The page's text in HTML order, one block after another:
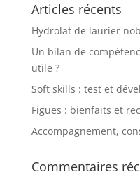
Articles récents
Hydrolat de laurier
Un bilan de
utile ?
Soft skills : test et
Figues : bienfaits et
Accompagnement,
Commentaires